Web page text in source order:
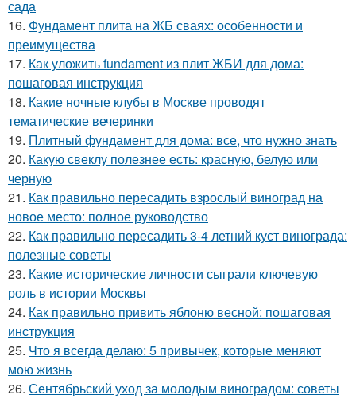
сада
16. Фундамент плита на ЖБ сваях: особенности и
преимущества
17. Как уложить fundament из плит ЖБИ для дома:
пошаговая инструкция
18. Какие ночные клубы в Москве проводят
тематические вечеринки
19. Плитный фундамент для дома: все, что нужно знать
20. Какую свеклу полезнее есть: красную, белую или
черную
21. Как правильно пересадить взрослый виноград на
новое место: полное руководство
22. Как правильно пересадить 3-4 летний куст винограда:
полезные советы
23. Какие исторические личности сыграли ключевую
роль в истории Москвы
24. Как правильно привить яблоню весной: пошаговая
инструкция
25. Что я всегда делаю: 5 привычек, которые меняют
мою жизнь
26. Сентябрьский уход за молодым виноградом: советы